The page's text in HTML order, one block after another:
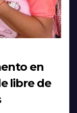
en
libre de